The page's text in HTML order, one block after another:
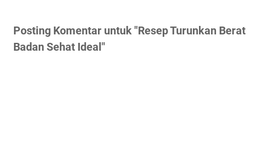
Posting Komentar untuk "Resep Turunkan Berat
Badan Sehat Ideal"